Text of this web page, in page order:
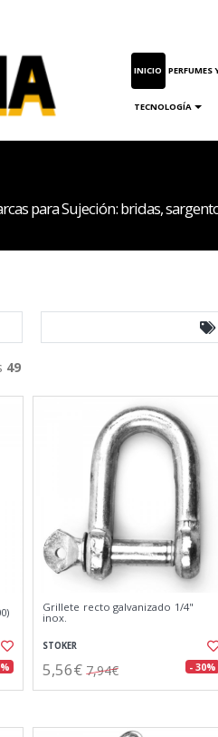
INICIO PERFUMES
TECNOLOGÍA
para Sujeción: bridas,
49
Grillete recto galvanizado 1/4"
inox.
STOKER
5,56€ 7,94€ - 30%